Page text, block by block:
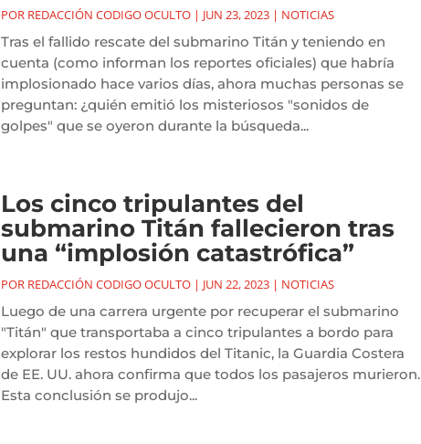
POR REDACCIÓN CODIGO OCULTO| JUN 23, 2023| NOTICIAS
Tras el fallido rescate del submarino Titán y teniendo en
cuenta (como informan los reportes oficiales) que habría
implosionado hace varios días, ahora muchas personas se
preguntan: ¿quién emitió los misteriosos "sonidos de
golpes" que se oyeron durante la búsqueda...
Los cinco tripulantes del
submarino Titán fallecieron tras
una “implosión catastrófica”
POR REDACCIÓN CODIGO OCULTO| JUN 22, 2023| NOTICIAS
Luego de una carrera urgente por recuperar el submarino
"Titán" que transportaba a cinco tripulantes a bordo para
explorar los restos hundidos del Titanic, la Guardia Costera
de EE. UU. ahora confirma que todos los pasajeros murieron.
Esta conclusión se produjo...